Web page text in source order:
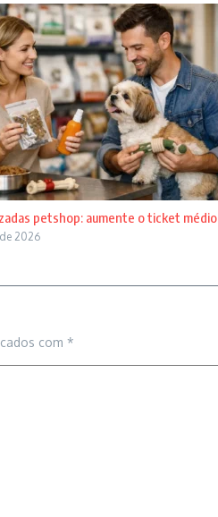
petshop: aumente o ticket médio
2026
com *